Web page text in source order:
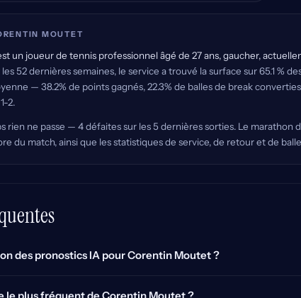
MOUTET
un joueur de tennis professionnel âgé de 27 ans, gaucher,
les 52 dernières semaines, le service a trouvé la surface sur 65.1 %
— 38.2% de points gagnés, 22.3% de balles de break
2.
rien ne passe — 4 défaites sur les 5 dernières sorties. Le marathon
du match, ainsi que les statistiques de service, de retour et de
des pronostics IA pour Corentin Moutet ?